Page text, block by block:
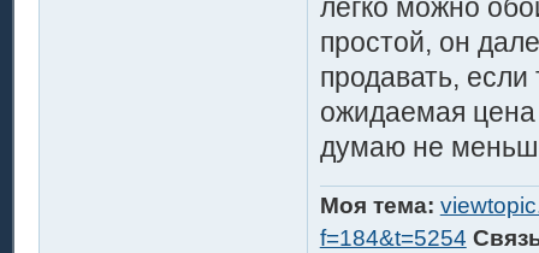
легко можно
простой, он
продавать,
ожидаемая
думаю не
Моя тема:
f=184&t=5254